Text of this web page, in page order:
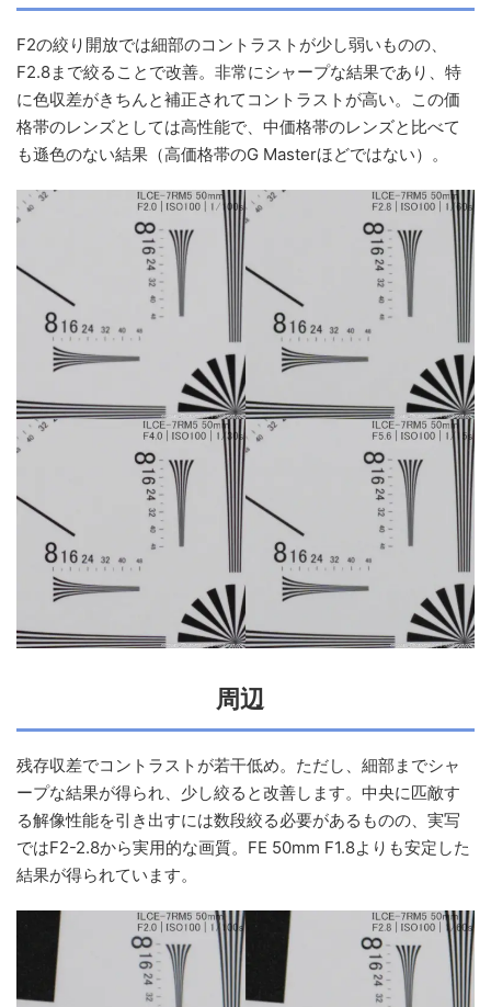
F2の絞り開放では細部のコントラストが少し弱いものの、
F2.8まで絞ることで改善。非常にシャープな結果であり、特
に色収差がきちんと補正されてコントラストが高い。この価
格帯のレンズとしては高性能で、中価格帯のレンズと比べて
も遜色のない結果（高価格帯のG Masterほどではない）。
周辺
残存収差でコントラストが若干低め。ただし、細部までシャ
ープな結果が得られ、少し絞ると改善します。中央に匹敵す
る解像性能を引き出すには数段絞る必要があるものの、実写
ではF2-2.8から実用的な画質。FE 50mm F1.8よりも安定した
結果が得られています。